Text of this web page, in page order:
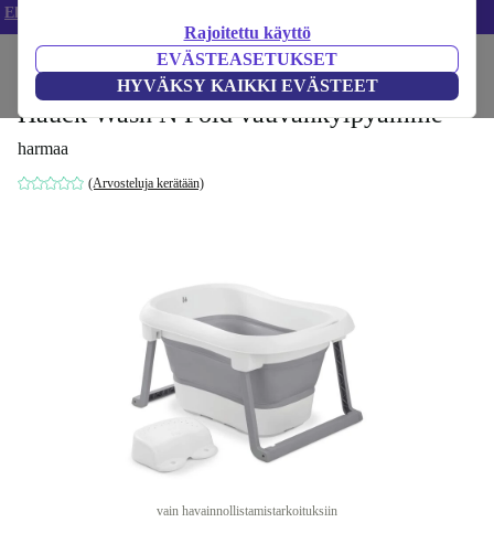
Rajoitettu käyttö
EVÄSTEASETUKSET
HYVÄKSY KAIKKI EVÄSTEET
Ehdot ja säännöt
Potat ja pesut
Hauck Wash N Fold vauvankylpyamme
harmaa
(Arvosteluja kerätään)
vain havainnollistamistarkoituksiin